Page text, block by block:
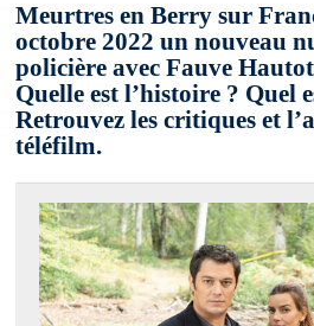
Meurtres en Berry sur
octobre 2022 un nouveau
policière avec Fauve
Quelle est l’histoire ? Quel
Retrouvez les critiques et
téléfilm.